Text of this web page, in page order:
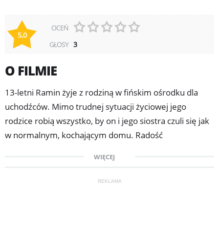
5,0
OCEŃ
GŁOSY 3
O FILMIE
13-letni Ramin żyje z rodziną w fińskim ośrodku dla
uchodźców. Mimo trudnej sytuacji życiowej jego
rodzice robią wszystko, by on i jego siostra czuli się jak
w normalnym, kochającym domu. Radość
wiadomość, że wniosek rodziny o azyl został
odrzucony. Groźba przymusowego powrotu do Iranu
WIĘCEJ
REKLAMA